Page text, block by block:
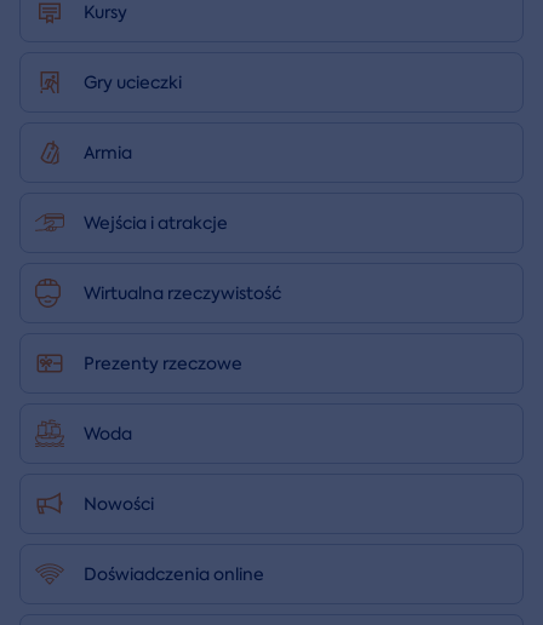
Kursy
Gry ucieczki
Armia
Wejścia i atrakcje
Wirtualna rzeczywistość
Prezenty rzeczowe
Woda
Nowości
Doświadczenia online